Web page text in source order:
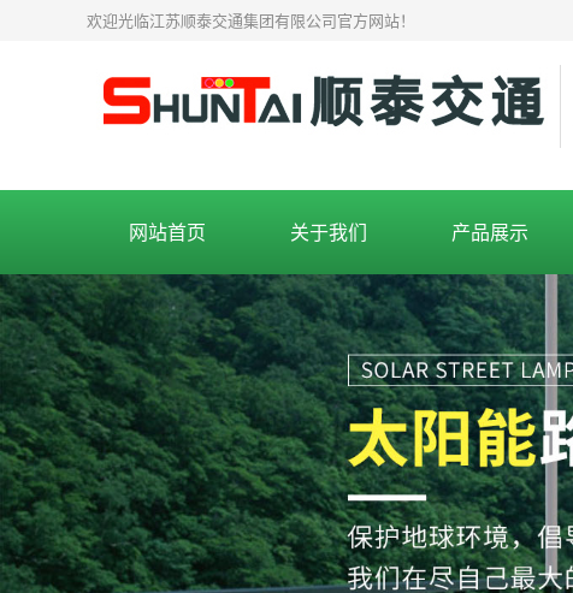
欢迎光临江苏顺泰交通集团有限公司官方网站！
网站首页 关于我们 产品展示